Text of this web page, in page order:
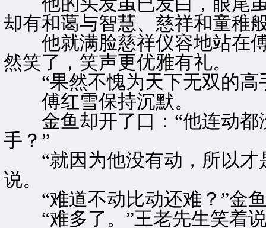
却有和蔼与智慧、慈祥和童稚
他就满脸慈祥仪容地站在傅
然笑了，笑声更优雅有礼。
“果然不愧为天下无双的高
傅红雪保持沉默。
金鱼却开了口：“他连动都
手？”
“就因为他没有动，所以才
说。
“难道不动比动还难？”金
“难多了。”王老先生笑着